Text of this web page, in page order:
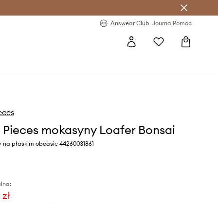
Answear Club JournalPomoc
mokasyny Loafer Bonsai
na płaskim obcasie 44260031861